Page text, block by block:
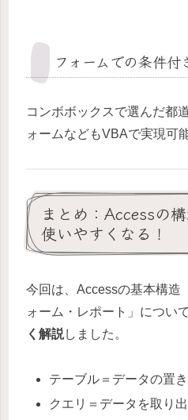
フォームでの条件付
コンボボックスで選んだ都
ォームなどもVBAで実現可
まとめ：Accessの
使いやすくなる！
今回は、Accessの基本構造
ォーム・レポート」について
く解説しました。
テーブル＝データの置
クエリ＝データを取り